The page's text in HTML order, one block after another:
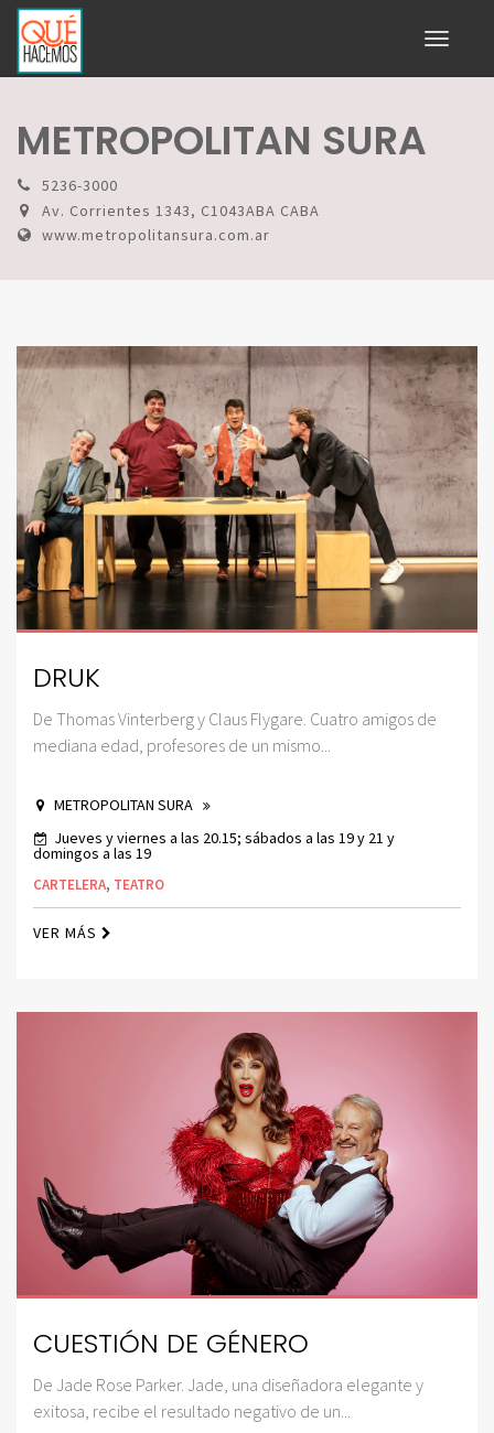
Toggle
METROPOLITAN SURA
5236-3000
Av. Corrientes 1343, C1043ABA CABA
www.metropolitansura.com.ar
DRUK
De Thomas Vinterberg y Claus Flygare. Cuatro amigos de
mediana edad, profesores de un mismo...
METROPOLITAN SURA
Jueves y viernes a las 20.15; sábados a las 19 y 21 y
domingos a las 19
CARTELERA, TEATRO
VER MÁS
CUESTIÓN DE GÉNERO
De Jade Rose Parker. Jade, una diseñadora elegante y
exitosa, recibe el resultado negativo de un...